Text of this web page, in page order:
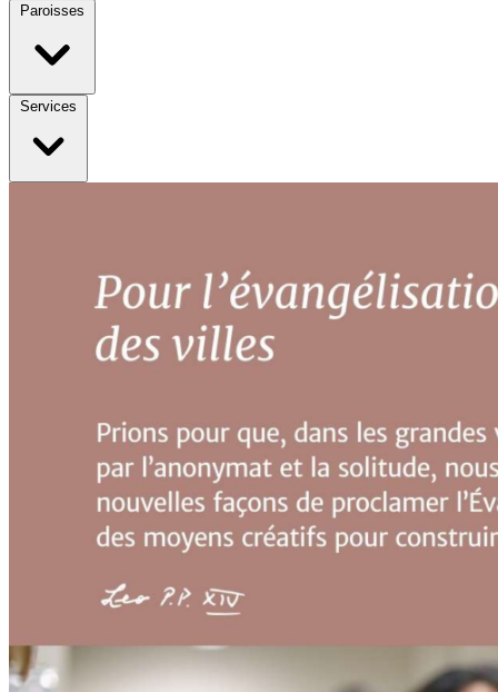
Paroisses
Services